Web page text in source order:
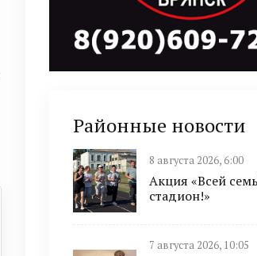
Районные новости
8 августа 2026, 6:00
Акция «Всей
стадион!»
7 августа 2026, 10:05